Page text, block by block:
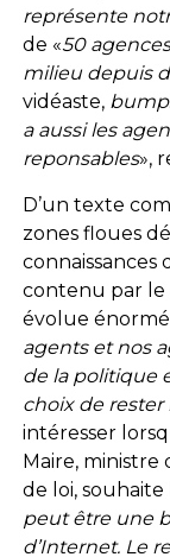
représente
de «50
milieu depuis
vidéaste, bump
a aussi les
reponsables»,
D’un texte
zones floues
connaissances
contenu par le
évolue
agents et nos
de la politique
choix de rester
intéresser
Maire, ministre
de loi,
peut être une
d’Internet.Le